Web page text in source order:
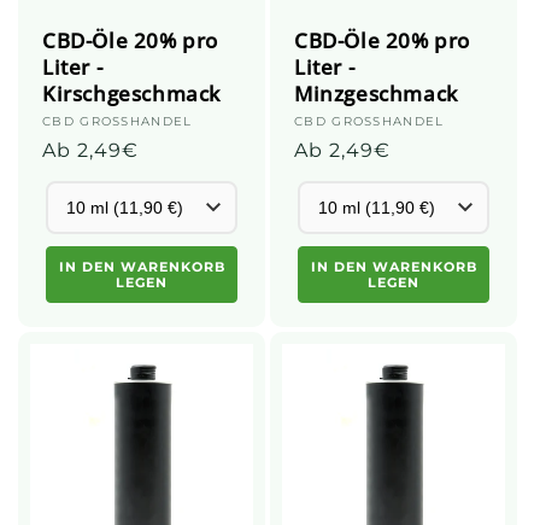
CBD-Öle 20% pro
Liter -
Kirschgeschmack
Anbieter:
CBD GROSSHANDEL
Üblicher
Ab 2,49€
IN DEN WARENKORB
LEGEN
CBD-Öle 20% pro
Liter -
Minzgeschmack
Anbieter:
CBD GROSSHANDEL
Üblicher
Ab 2,49€
IN DEN WARENKORB
LEGEN